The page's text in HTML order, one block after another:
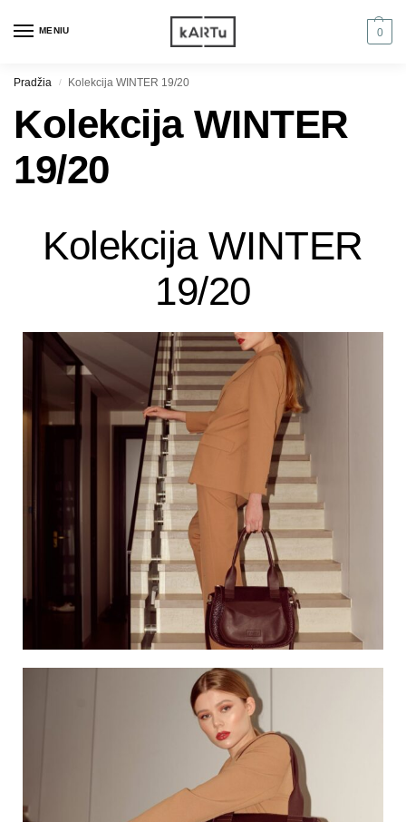
MENIU 0
Pradžia / Kolekcija WINTER 19/20
Kolekcija WINTER
19/20
Kolekcija WINTER
19/20